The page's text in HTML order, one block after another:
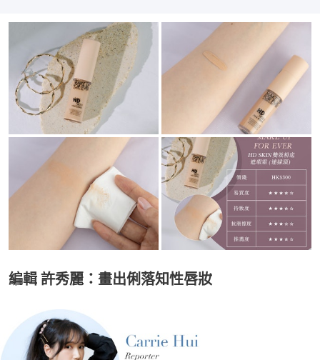
編輯 許秀麗：畫出俐落知性唇妝